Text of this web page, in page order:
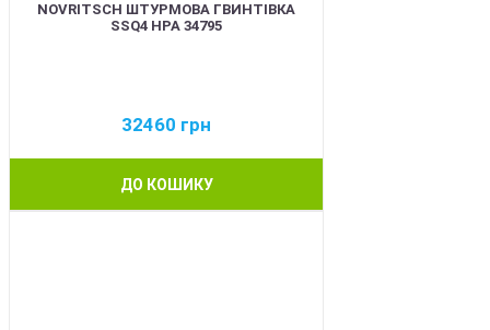
NOVRITSCH ШТУРМОВА ГВИНТІВКА
SSQ4 HPA 34795
32460 грн
ДО КОШИКУ